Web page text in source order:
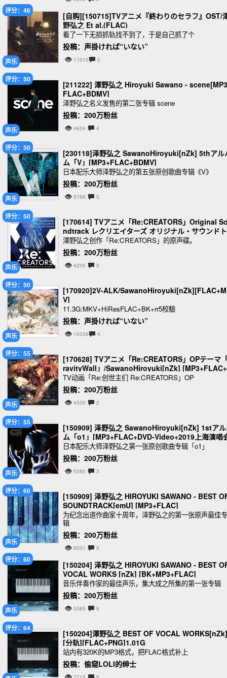
声乐
评分：46
[自购][150715]TVアニメ『終わりのセラフ』OST/
野弘之 Et al.(FLAC)
看了一下无损抓轨找不到了，于是自己抓了个
投稿：声掛ければ“いない”
11012 2
声乐
评分：50
[211222] 澤野弘之 Hiroyuki Sawano -
FLAC+BDMV]
泽野弘之名义发售的第二张专辑 scene
投稿：200万粉丝
4634 4
声乐
评分：50
[230118]泽野弘之 SawanoHiroyuki[nZk] 5thアル
ム「V」[MP3+FLAC+BDMV]
日本配乐大师泽野弘之的第五张原创歌曲专辑《V》
投稿：200万粉丝
5788 5
声乐
评分：50
[170614] TVアニメ「Re:CREATORS」Original
ndtrack レクリエイターズ オリジナル・サウンドト
ラック[BK+MP3+M4A+FLAC]
澤野弘之创作「Re:CREATORS」的原声碟。
投稿：200万粉丝
4235 5
声乐
评分：50
[170920]2V-ALK/
V]
11.3G:MKV+HiResFLAC+BK+rr5校驗
投稿：声掛ければ“いない”
10339 4
声乐
评分：55
[170628] TVアニメ「Re:CREATORS」OPテーマ
ravityWall」/SawanoHiroyuki[nZk]
K]
TV动画「Re:创世主们 Re:CREATORS」OP
投稿：200万粉丝
4530 2
声乐
评分：55
[150909] 泽野弘之 SawanoHiroyuki[nZk] 1stア
ム「o1」[MP3+FLAC+DVD-Video+2019上海演唱
WEBDL]
日本配乐大师泽野弘之第一张原创歌曲专辑「o1」
投稿：200万粉丝
5380 3
声乐
评分：60
[150909] 泽野弘之 HIROYUKI SAWANO - BEST
SOUNDTRACK[emU] [MP3+FLAC]
为纪念出道作曲家十周年，泽野弘之的第一张原声最佳专
辑
投稿：200万粉丝
5031 5
声乐
评分：60
[150204] 泽野弘之 HIROYUKI SAWANO - BEST
VOCAL WORKS [nZk] [BK+MP3+FLAC]
音乐伴奏作家的最佳声乐，集大成之所集的第一张专辑
投稿：200万粉丝
5385 6
评分：64
[150204]澤野弘之 BEST OF VOCAL WORKS[nZk]
[分轨][FLAC+PNG]1.01G
站内有320K的MP3格式，把FLAC格式补上
投稿：偷窥LOLI的绅士